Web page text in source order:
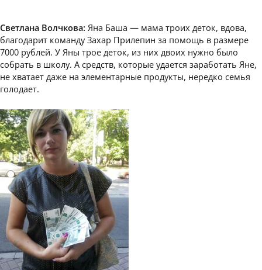
Светлана Волчкова: Яна Баша — мама троих деток, вдова,
благодарит команду Захар Прилепин за помощь в размере
7000 рублей. У Яны трое деток, из них двоих нужно было
собрать в школу. А средств, которые удается заработать Яне,
не хватает даже на элементарные продукты, нередко семья
голодает.